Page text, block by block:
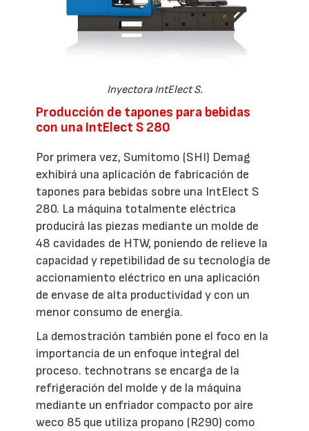
Inyectora IntElect S.
Producción de tapones para bebidas
con una IntElect S 280
Por primera vez, Sumitomo (SHI) Demag
exhibirá una aplicación de fabricación de
tapones para bebidas sobre una IntElect S
280. La máquina totalmente eléctrica
producirá las piezas mediante un molde de
48 cavidades de HTW, poniendo de relieve la
capacidad y repetibilidad de su tecnología de
accionamiento eléctrico en una aplicación
de envase de alta productividad y con un
menor consumo de energía.
La demostración también pone el foco en la
importancia de un enfoque integral del
proceso. technotrans se encarga de la
refrigeración del molde y de la máquina
mediante un enfriador compacto por aire
weco 85 que utiliza propano (R290) como